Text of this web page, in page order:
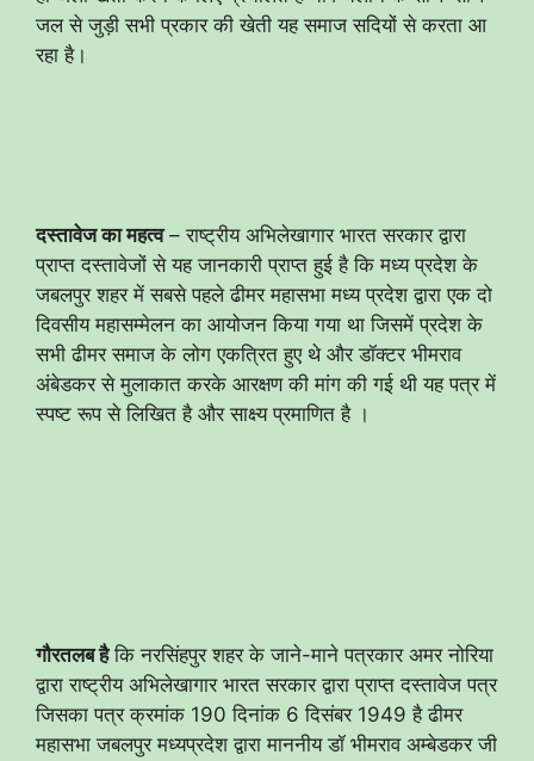
जल से जुड़ी सभी प्रकार की खेती यह समाज सदियों से करता आ
रहा है।
दस्तावेज का महत्व– राष्ट्रीय अभिलेखागार भारत सरकार द्वारा
प्राप्त दस्तावेजों से यह जानकारी प्राप्त हुई है कि मध्य प्रदेश के
जबलपुर शहर में सबसे पहले ढीमर महासभा मध्य प्रदेश द्वारा एक दो
दिवसीय महासम्मेलन का आयोजन किया गया था जिसमें प्रदेश के
सभी ढीमर समाज के लोग एकत्रित हुए थे और डॉक्टर भीमराव
अंबेडकर से मुलाकात करके आरक्षण की मांग की गई थी यह पत्र में
स्पष्ट रूप से लिखित है और साक्ष्य प्रमाणित है ।
गौरतलब हैकि नरसिंहपुर शहर के जाने-माने पत्रकार अमर नोरिया
द्वारा राष्ट्रीय अभिलेखागार भारत सरकार द्वारा प्राप्त दस्तावेज पत्र
जिसका पत्र क्रमांक 190 दिनांक 6 दिसंबर 1949 है ढीमर
महासभा जबलपुर मध्यप्रदेश द्वारा माननीय डॉ भीमराव अम्बेडकर जी